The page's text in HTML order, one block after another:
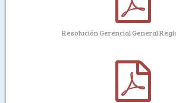
Resolución Gerencial General